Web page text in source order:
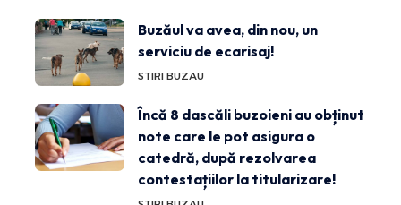
Buzăul va avea, din nou, un
serviciu de ecarisaj!
STIRI BUZAU
Încă 8 dascăli buzoieni au obținut
note care le pot asigura o
catedră, după rezolvarea
contestațiilor la titularizare!